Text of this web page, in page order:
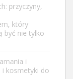
przyczyny,
który
być nie tylko
i
i kosmetyki do